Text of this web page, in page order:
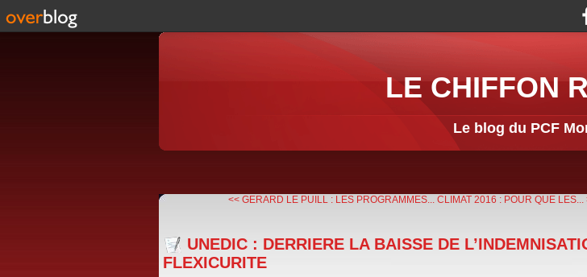
LE CHIFFON
Le blog du PCF
<< GERARD LE PUILL : LES PROGRAMMES... CLIMAT 2016 : POUR QUE LES...
UNEDIC : DERRIERE LA BAISSE DE
FLEXICURITE